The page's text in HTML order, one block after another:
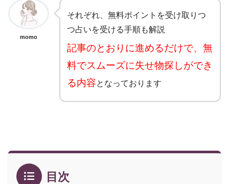
momo
それぞれ、無料ポイントを受け取りつ
つ占いを受ける手順も解説
記事のとおりに進めるだけで、無
料でスムーズに失せ物探しができ
る内容となっております
目次